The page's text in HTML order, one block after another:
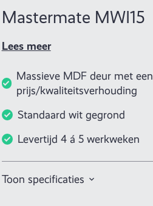
Mastermate MWI15
Lees meer
Massieve MDF deur met
prijs/kwaliteitsverhouding
Standaard wit gegrond
Levertijd 4 á 5 werkweken
Toon specificaties